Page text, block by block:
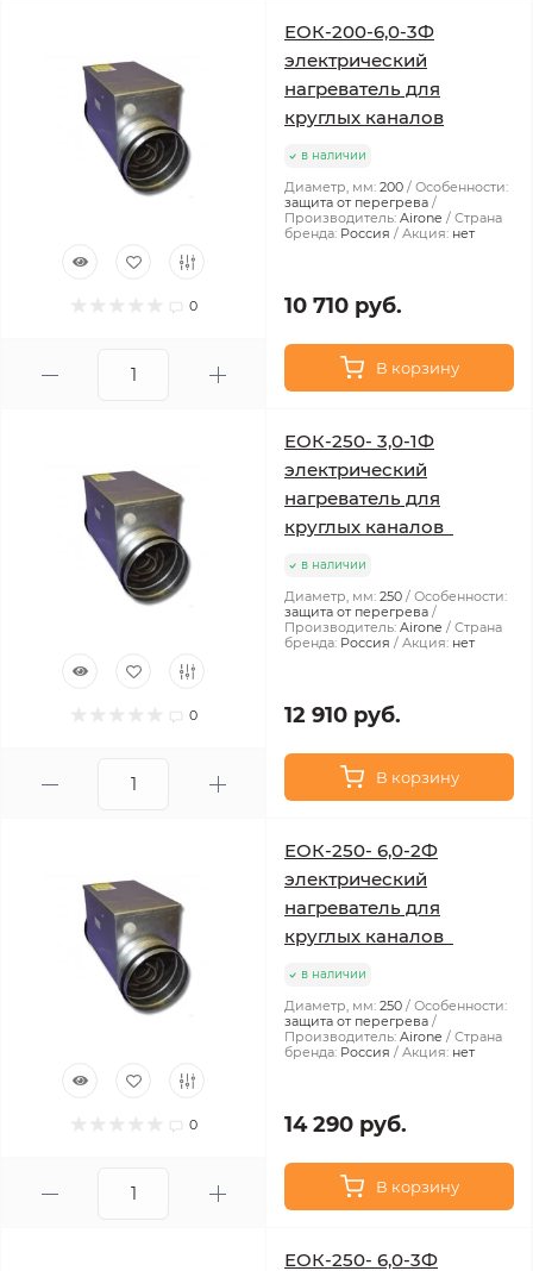
0
ЕОК-200-6,0-3Ф
электрический
нагреватель для
круглых каналов
в наличии
Диаметр, мм: 200
Особенности:
защита от перегрева
Производитель: Airone
Страна
бренда: Россия Акция: нет
10 710 руб.
В корзину
0
ЕОК-250- 3,0-1Ф
электрический
нагреватель для
круглых каналов
в наличии
Диаметр, мм: 250
Особенности:
защита от перегрева
Производитель: Airone
Страна
бренда: Россия Акция: нет
12 910 руб.
В корзину
0
ЕОК-250- 6,0-2Ф
электрический
нагреватель для
круглых каналов
в наличии
Диаметр, мм: 250
Особенности:
защита от перегрева
Производитель: Airone
Страна
бренда: Россия Акция: нет
14 290 руб.
В корзину
ЕОК-250- 6,0-3Ф